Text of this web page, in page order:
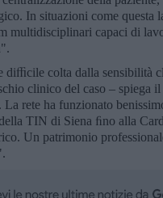
In situazioni come questa
multidisciplinari capaci di
diﬃcile colta dalla sensibilità
clinico del caso – spiega
rete ha funzionato
TIN di Siena ﬁno alla
Un patrimonio